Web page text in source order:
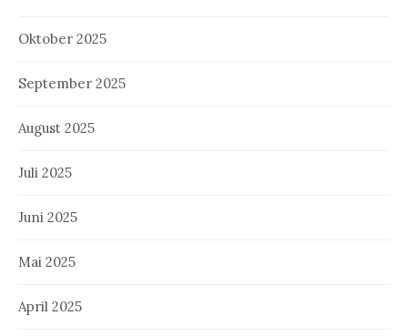
Oktober 2025
September 2025
August 2025
Juli 2025
Juni 2025
Mai 2025
April 2025